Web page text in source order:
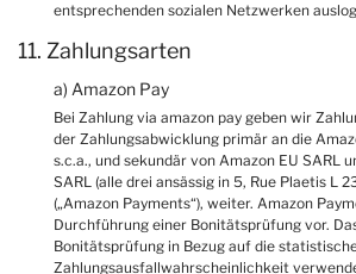
entsprechenden sozialen Netzwerken
11. Zahlungsarten
a) Amazon Pay
Bei Zahlung via amazon pay geben wir
der Zahlungsabwicklung primär an die
s.c.a., und sekundär von Amazon EU SARL
SARL (alle drei ansässig in 5, Rue Plaetis L
(„Amazon Payments“), weiter. Amazon
Durchführung einer Bonitätsprüfung vor.
Bonitätsprüfung in Bezug auf die
Zahlungsausfallwahrscheinlichkeit